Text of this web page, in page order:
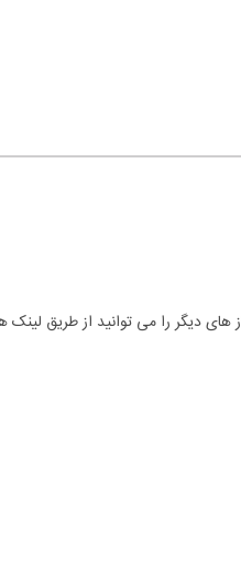
های دیگر را می توانید از طریق لینک